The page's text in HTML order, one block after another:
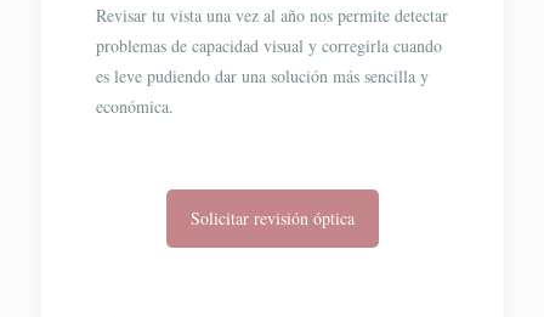
Revisar tu vista una vez al año nos permite detectar
problemas de capacidad visual y corregirla cuando
es leve pudiendo dar una solución más sencilla y
económica.
Solicitar revisión óptica